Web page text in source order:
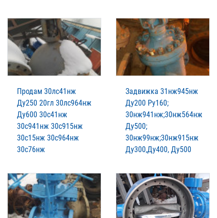
Продам 30лс41нж
Ду250 20гл 30лс964нж
Ду600 30с41нж
30с941нж 30с915нж
30с15нж 30с964нж
30с76нж
Задвижка 31нж945нж
Ду200 Ру160;
30нж941нж;30нж564нж
Ду500;
30нж99нж;30нж915нж
Ду300,Ду400, Ду500